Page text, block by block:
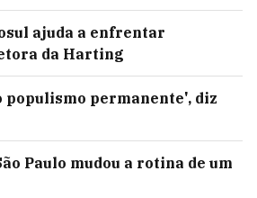
ajuda a enfrentar
da Harting
populismo permanente', diz
Paulo mudou a rotina de um